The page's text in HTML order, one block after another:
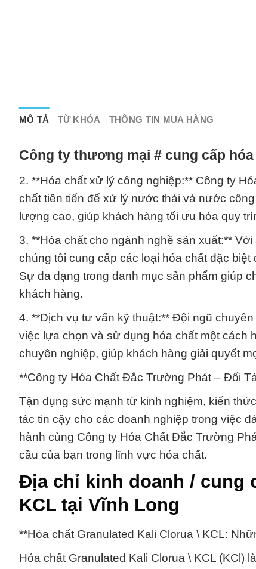
MÔ TẢ TỪ KHÓA THÔNG TIN MUA HÀNG
Công ty thương mại # cung cấp
2. **Hóa chất xử lý công nghiệp:** Công ty
chất tiên tiến để xử lý nước thải và nước
lượng cao, giúp khách hàng tối ưu hóa quy
3. **Hóa chất cho ngành nghề sản xuất:**
chúng tôi cung cấp các loại hóa chất đặc
Sự đa dạng trong danh mục sản phẩm giúp
khách hàng.
4. **Dịch vụ tư vấn kỹ thuật:** Đội ngũ
việc lựa chọn và sử dụng hóa chất một cách
chuyên nghiệp, giúp khách hàng giải quyết
**Công ty Hóa Chất Đắc Trường Phát – Đối
Tận dụng sức mạnh từ kinh nghiệm, kiến
tác tin cậy cho các doanh nghiệp trong việc
hành cùng Công ty Hóa Chất Đắc Trường
cầu của bạn trong lĩnh vực hóa chất.
Địa chỉ kinh doanh / cung
KCL tại Vĩnh Long
**Hóa chất Granulated Kali Clorua \ KCL:
Hóa chất Granulated Kali Clorua \ KCL (KCl)